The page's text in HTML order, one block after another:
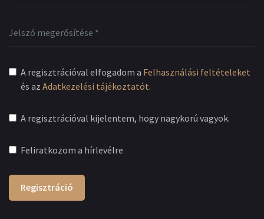
A regisztrációval elfogadom a Felhasználási feltételeket
és az Adatkezelési tájékoztatót.
A regisztrációval kijelentem, hogy nagykorú vagyok.
Feliratkozom a hírlevélre
Regisztráció